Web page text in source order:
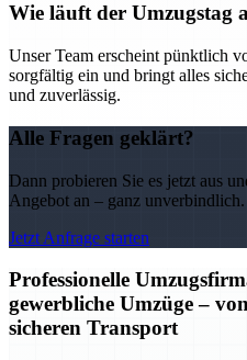
Wie läuft der Umzugstag
Unser Team erscheint pünktlich
sorgfältig ein und bringt alles
und zuverlässig.
Alle Fragen geklärt?
Dann probieren Sie es jetzt aus
Angebot an – ganz unverbindlich.
Jetzt Anfrage starten
Professionelle
gewerbliche Umzüge –
sicheren Transport